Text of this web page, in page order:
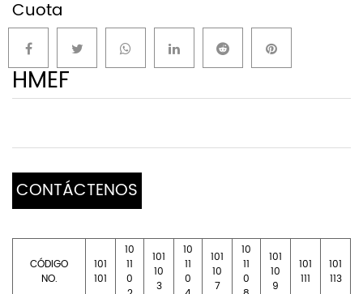
Cuota
HMEF
CONTÁCTENOS
CÓDIGO
NO.
101
101
10
11
0
101
10
3
10
11
0
101
10
7
10
11
0
101
10
9
101
111
101
113